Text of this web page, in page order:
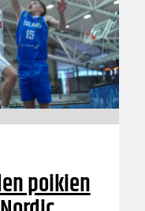
poikien